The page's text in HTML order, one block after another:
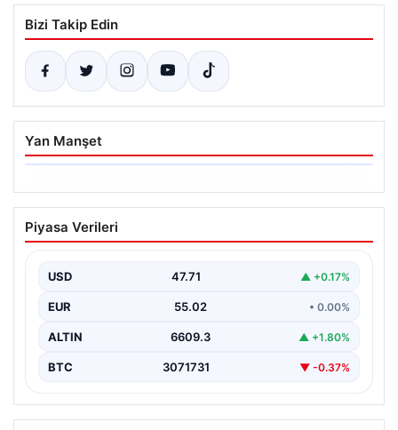
Bizi Takip Edin
Yan Manşet
06.08.2026
Dumanlar ilçeyi kapladı: Bursa’da
tamirhanede yangın
Piyasa Verileri
USD 47.71 ▲ +0.17%
EUR 55.02 • 0.00%
ALTIN 6609.3 ▲ +1.80%
BTC 3071731 ▼ -0.37%